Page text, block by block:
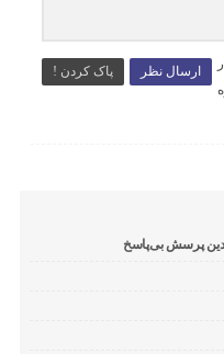
ارسال نظر پاک کردن !
پرسش بی‌پاسخ